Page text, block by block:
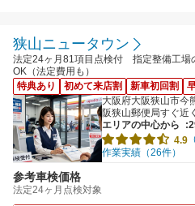
狭山ニュータウン
法定24ヶ月81項目点検付 指定整備工場
OK（法定費用も）
特典あり
初めて来店割 新車初回割
大阪府大阪狭山市
阪狭山郵便局すぐ近
エリアの中心から
4.9
作業実績（26件）
参考車検価格
法定24ヶ月点検対象